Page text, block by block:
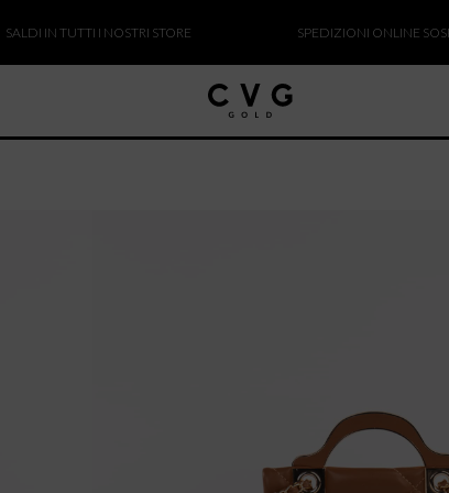
IN TUTTI I NOSTRI STORE SPEDIZIONI ONLINE SOSPESE